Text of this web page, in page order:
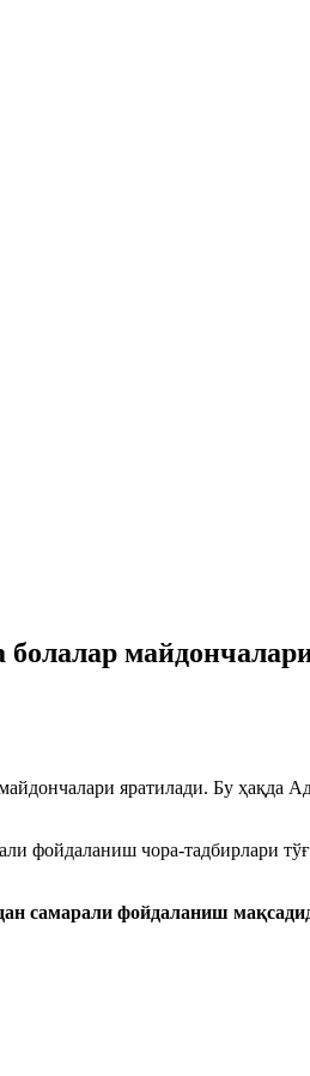
болалар
яратилади. Бу ҳақда
фойдаланиш чора-тадбирлари
самарали фойдаланиш